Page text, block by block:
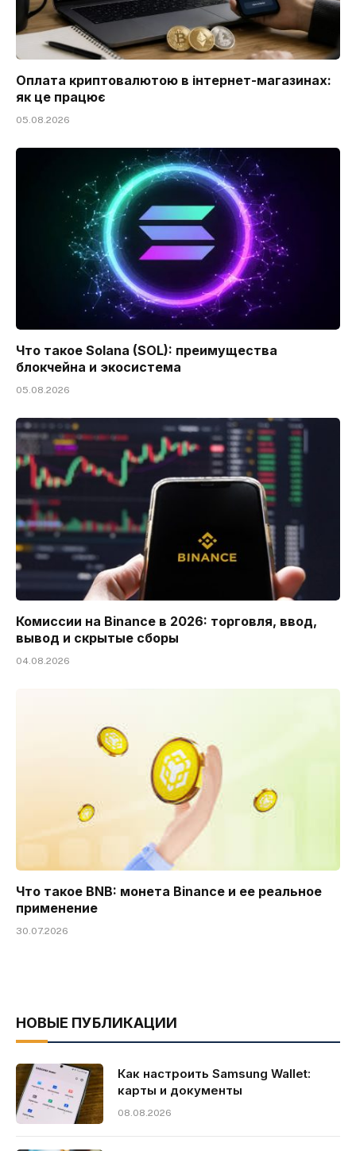
Оплата криптовалютою в інтернет-магазинах:
як це працює
05.08.2026
Что такое Solana (SOL): преимущества
блокчейна и экосистема
05.08.2026
Комиссии на Binance в 2026: торговля, ввод,
вывод и скрытые сборы
04.08.2026
Что такое BNB: монета Binance и ее реальное
применение
30.07.2026
НОВЫЕ ПУБЛИКАЦИИ
Как настроить Samsung Wallet:
карты и документы
08.08.2026